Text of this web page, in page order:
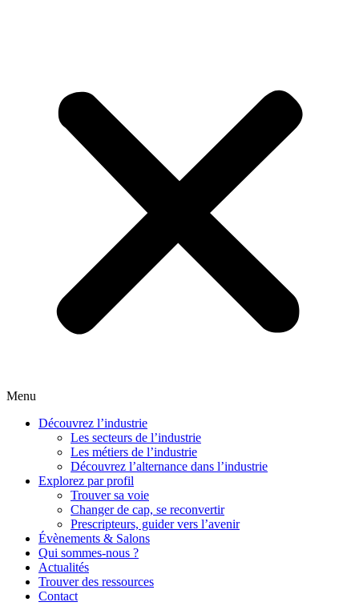
Menu
Découvrez l’industrie
Les secteurs de l’industrie
Les métiers de l’industrie
Découvrez l’alternance dans l’industrie
Explorez par profil
Trouver sa voie
Changer de cap, se reconvertir
Prescripteurs, guider vers l’avenir
Évènements & Salons
Qui sommes-nous ?
Actualités
Trouver des ressources
Contact